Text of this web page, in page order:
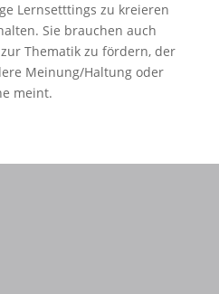
Lernsetttings zu kreieren
Sie brauchen auch
Thematik zu fördern, der
Meinung/Haltung oder
meint.